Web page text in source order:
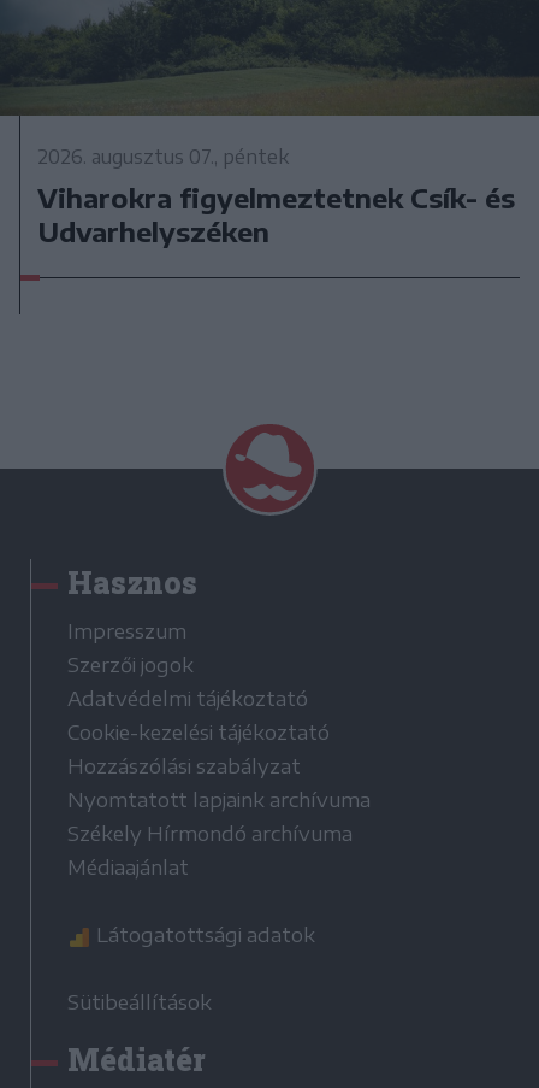
2026. augusztus 07., péntek
Viharokra figyelmeztetnek Csík- és
Udvarhelyszéken
Hasznos
Impresszum
Szerzői jogok
Adatvédelmi tájékoztató
Cookie-kezelési tájékoztató
Hozzászólási szabályzat
Nyomtatott lapjaink archívuma
Székely Hírmondó archívuma
Médiaajánlat
Látogatottsági adatok
Sütibeállítások
Médiatér